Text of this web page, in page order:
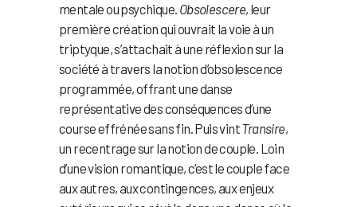
mentale ou psychique. Obsolescere, leur
première création qui ouvrait la voie à un
triptyque, s’attachait à une réflexion sur la
société à travers la notion d’obsolescence
programmée, offrant une danse
représentative des conséquences d’une
course effrénée sans fin. Puis vintTransire,
un recentrage sur la notion de couple. Loin
d’une vision romantique, c’est le couple face
aux autres, aux contingences, aux enjeux